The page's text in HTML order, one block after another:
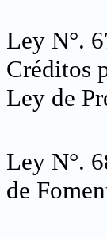
Ley N°.
Créditos
Ley de
Ley N°.
de